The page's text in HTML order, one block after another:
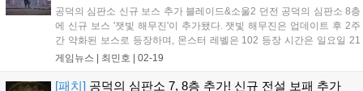
공덕의 심판소 신규 보스 추가 블레이드&소울2 던전 공덕의 심판소 8층
에 신규 보스 '잿빛 해무진'이 추가됐다. 잿빛 해무진은 업데이트 후 2주
간 약화된 보스로 등장하며, 몬스터 레벨은 102 등장 시간은 일요일 21
시 15분이다. 공덕의 심판소 8층 시간이 왜곡된 심판실에서 잿빛 해무진
게임뉴스 | 최민호 | 02-19
[패치] 공덕의 심판소 7, 8층 추가! 신규 전설 보패 추가